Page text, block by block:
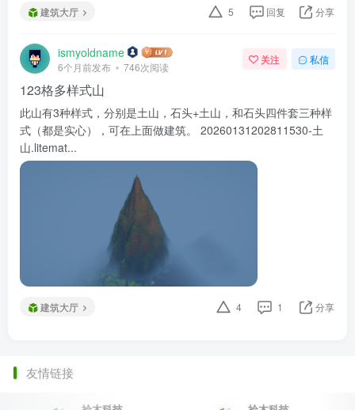
建筑大厅 5 回复 分享
ismyoldname
6个月前发布 746次阅读
关注 私信
123格多样式山
此山有3种样式，分别是土山，石头+土山，和石头四件套三种样
式（都是实心），可在上面做建筑。 20260131202811530-土
山.litemat...
建筑大厅 4 1 分享
友情链接